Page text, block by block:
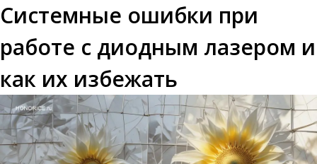
Системные ошибки при
работе с диодным лазером и
как их избежать